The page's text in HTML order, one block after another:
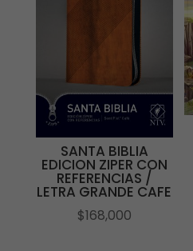
SANTA BIBLIA
EDICION ZIPER CON
REFERENCIAS /
LETRA GRANDE CAFE
$168,000